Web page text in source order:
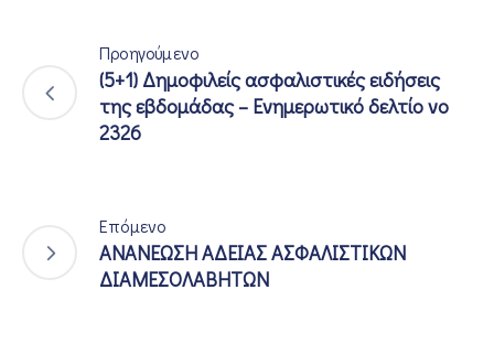
Προηγούμενο
(5+1) Δημοφιλείς ασφαλιστικές ειδήσεις
της εβδομάδας – Ενημερωτικό δελτίο νο
2326
Επόμενο
ΑΝΑΝΕΩΣΗ ΑΔΕΙΑΣ ΑΣΦΑΛΙΣΤΙΚΩΝ
ΔΙΑΜΕΣΟΛΑΒΗΤΩΝ